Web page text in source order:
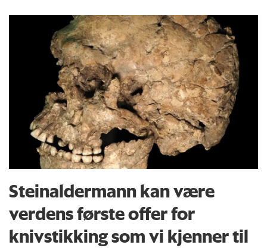
Steinaldermann kan være
verdens første offer for
knivstikking som vi kjenner til